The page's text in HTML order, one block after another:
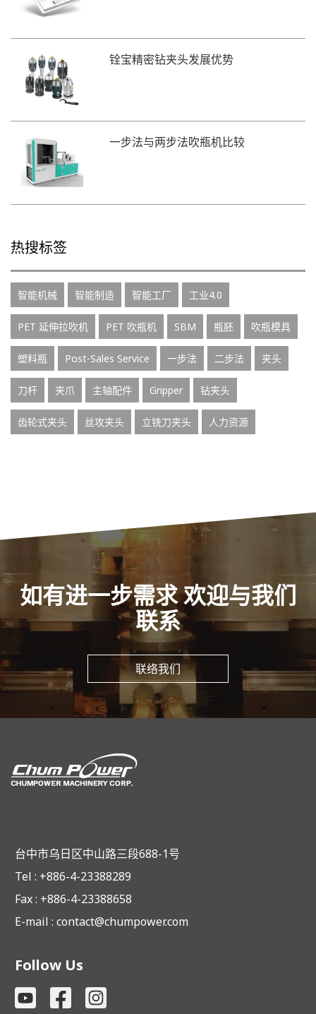
铨宝精密钻夹头发展优势
一步法与两步法吹瓶机比较
热搜标签
智能机械 智能制造 智能工厂 工业4.0
PET 延伸拉吹机 PET 吹瓶机 SBM 瓶胚 吹瓶模具
塑料瓶 Post-Sales Service 一步法 二步法 夹头
刀杆 夹爪 主轴配件 Gripper 钻夹头
齿轮式夹头 丝攻夹头 立铣刀夹头 人力资源
如有进一步需求 欢迎与我们
联系
联络我们
台中市乌日区中山路三段688-1号
Tel : +886-4-23388289
Fax : +886-4-23388658
E-mail : contact@chumpower.com
Follow Us